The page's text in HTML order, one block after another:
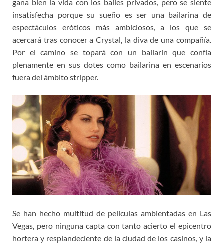
gana bien la vida con los bailes privados, pero se siente
insatisfecha porque su sueño es ser una bailarina de
espectáculos eróticos más ambiciosos, a los que se
acercará tras conocer a Crystal, la diva de una compañía.
Por el camino se topará con un bailarín que confía
plenamente en sus dotes como bailarina en escenarios
fuera del ámbito stripper.
Se han hecho multitud de películas ambientadas en Las
Vegas, pero ninguna capta con tanto acierto el epicentro
hortera y resplandeciente de la ciudad de los casinos, y la